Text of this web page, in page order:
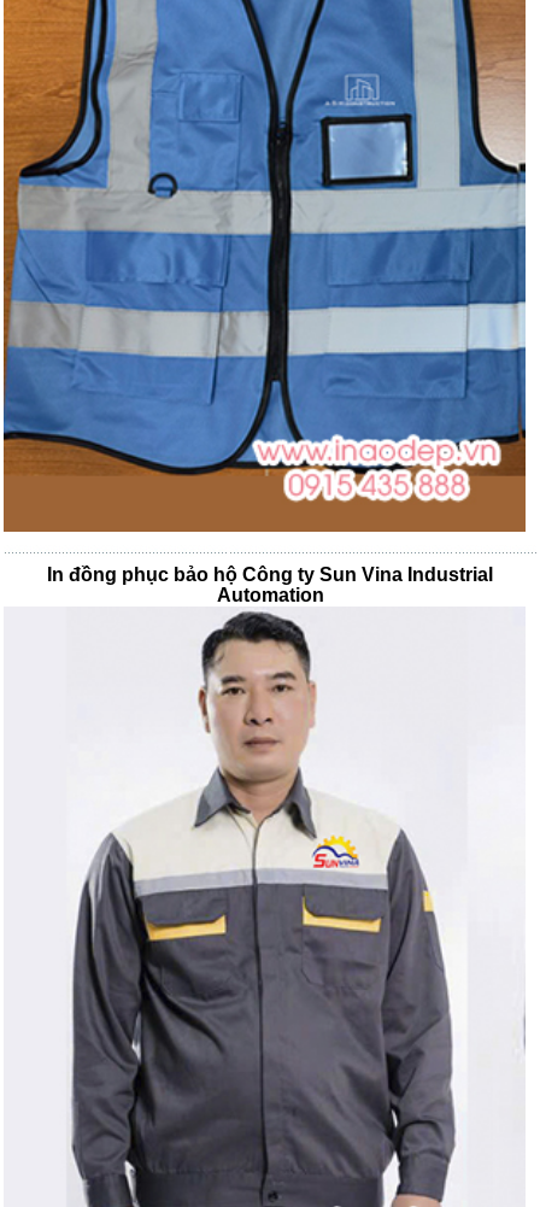
In đồng phục bảo hộ Công ty Sun Vina Industrial
Automation